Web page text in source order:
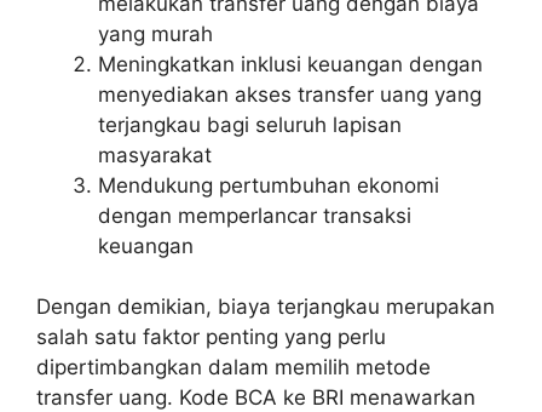
yang murah
Meningkatkan inklusi keuangan dengan
menyediakan akses transfer uang yang
terjangkau bagi seluruh lapisan
masyarakat
Mendukung pertumbuhan ekonomi
dengan memperlancar transaksi
keuangan
Dengan demikian, biaya terjangkau merupakan
salah satu faktor penting yang perlu
dipertimbangkan dalam memilih metode
transfer uang. Kode BCA ke BRI menawarkan